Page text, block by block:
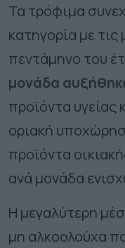
Τα τρόφιμα
κατηγορία με
πεντάμηνο του
μονάδα
προϊόντα υγείας
οριακή
προϊόντα
ανά μονάδα
Η μεγαλύτερη
μη αλκοολούχα